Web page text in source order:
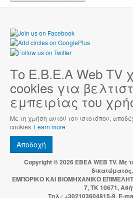
Το Ε.Β.Ε.Α Web TV
cookies για
εμπειρίας του
Με τη χρήση αυτού του ιστοτόπου,
cookies. Learn more
Αποδοχή
Copyright © 2026 EBEA WEB TV. Με
δικαιώματος.
ΕΜΠΟΡΙΚΟ ΚΑΙ ΒΙΟΜΗΧΑΝΙΚΟ
7, ΤΚ 10671,
Τηλ.: +302103604815-9, E-